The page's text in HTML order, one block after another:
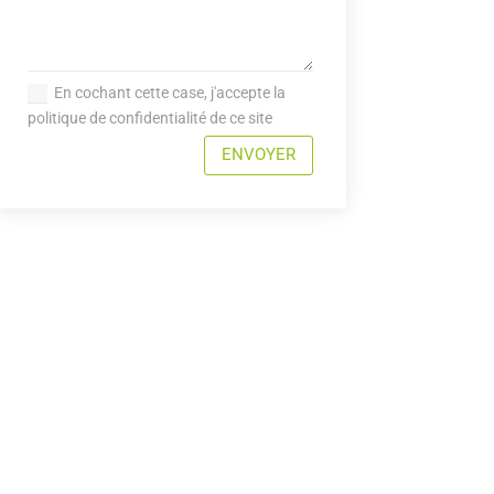
En cochant cette case, j'accepte la
politique de confidentialité de ce site
ENVOYER